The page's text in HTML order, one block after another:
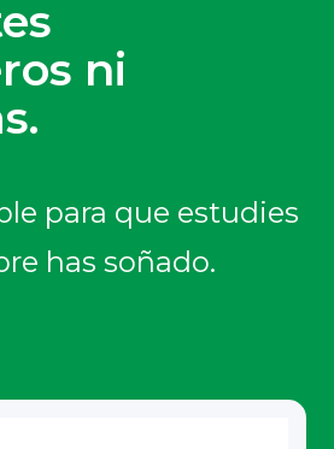
ni
para que estudies
has soñado.